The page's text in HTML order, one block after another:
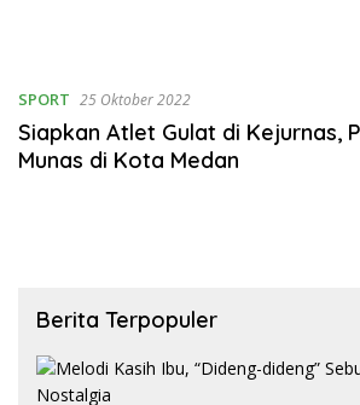
SPORT 25 Oktober 2022
Siapkan Atlet Gulat di Kejurnas,
Munas di Kota Medan
Berita Terpopuler